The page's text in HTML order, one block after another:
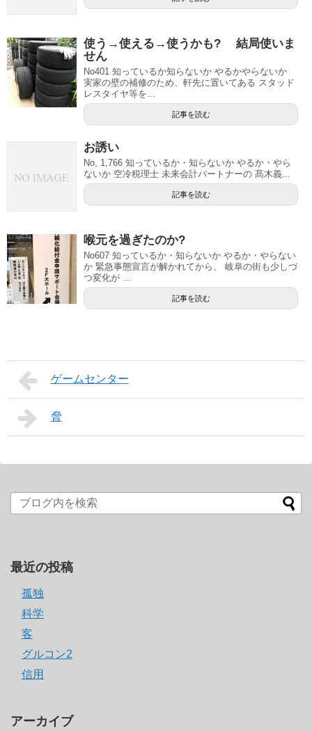
使う→使える→使うかも? 結局使いま
せん
No401 知っているか知らないか やるかやらないか
実家の壁の補修のため、軒先に置いてある スタッド
レスタイヤ等を...
記事を読む
お誘い
No, 1,766 知っているか・知らないか やるか・やら
ないか 空冷税理士 未来会計パートナーの 髙木義...
記事を読む
喉元を過ぎたのか?
No607 知っているか・知らないか やるか・やらない
か 緊急事態宣言が解かれてから、 岐阜の街も少しづ
つ変化が ...
記事を読む
ゲームセンター
脅
最近の投稿
孤独
科学
客
グルコン2
信用
アーカイブ